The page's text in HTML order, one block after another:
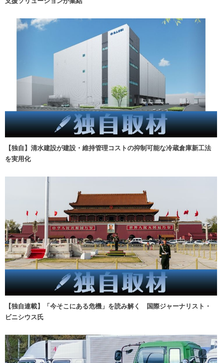
【独自】清水建設が建設・維持管理コストの抑制可能な冷蔵倉庫新工法
を実用化
【独自連載】「今そこにある危機」を読み解く 国際ジャーナリスト・
ビニシウス氏